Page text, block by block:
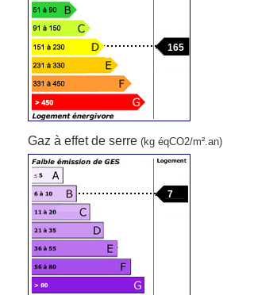
165
Gaz à effet de serre (kg éqCO2/m².an)
7